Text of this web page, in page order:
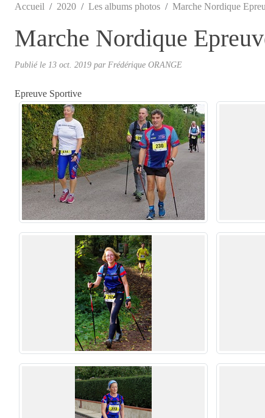
Accueil 2020 Les albums photos Marche Nordique
Marche Nordique
Publié le 13 oct. 2019 par Frédérique ORANGE
Epreuve Sportive